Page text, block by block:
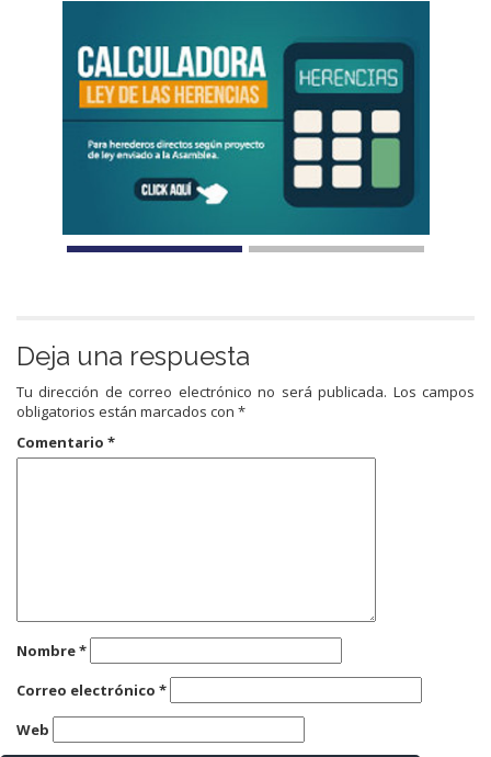
Deja una respuesta
Tu dirección de correo electrónico no será publicada. Los campos
obligatorios están marcados con *
Comentario *
Nombre*
Correo electrónico *
Web